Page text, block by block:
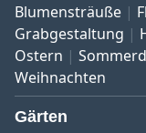
Blumensträuße
Grabgestaltung
Ostern
Weihnachten
Gärten